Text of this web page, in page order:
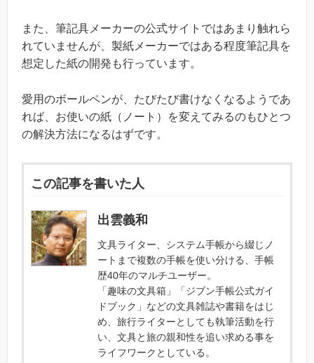
また、筆記具メーカーの公式サイトではあまり触れら
れていませんが、製紙メーカーではある程度筆記具を
想定した紙の開発も行っています。
愛用のボールペンが、たびたび書けなくなるようであ
れば、お使いの紙（ノート）を変えてみるのもひとつ
の解決方法になるはずです。
この記事を書いた人
出雲義和
文具ライター、システム手帳から綴じノ
ートまで複数の手帳を使い分ける、手帳
歴40年のマルチユーザー。
「趣味の文具箱」「ジブン手帳公式ガイ
ドブック」などの文具雑誌や書籍をはじ
め、旅行ライターとしても執筆活動を行
い、文具と旅の親和性を追い求める事を
ライフワークとしている。